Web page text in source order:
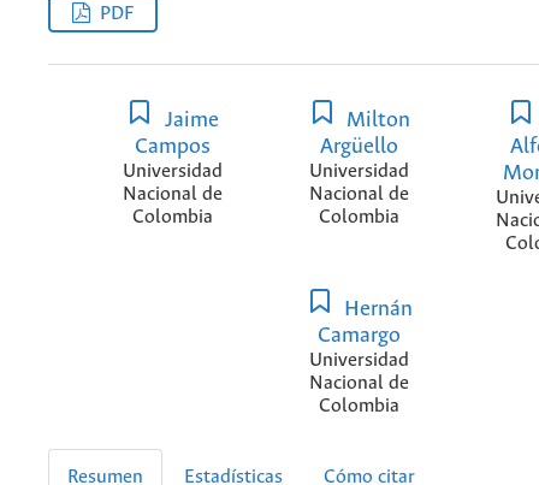
PDF
Jaime
Campos
Universidad
Nacional de
Colombia
Milton
Argüello
Universidad
Nacional de
Colombia
Hernán
Camargo
Universidad
Nacional de
Colombia
Resumen Estadísticas Cómo citar